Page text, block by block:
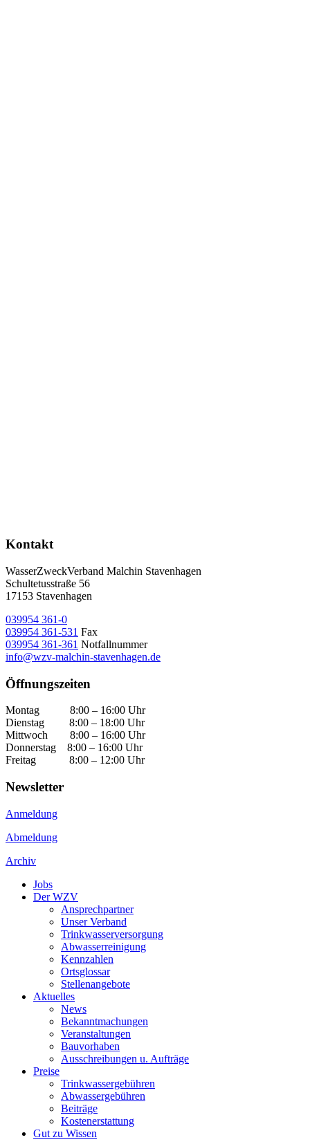
Kontakt
WasserZweckVerband­ Malchin Stavenhagen
Schultetusstraße 56
17153 Stavenhagen
039954 361-0
039954 361-531 Fax
039954 361-361 Notfallnummer
info@wzv-malchin-stavenhagen.de
Öffnungszeiten
Montag 8:00 – 16:00 Uhr
Dienstag 8:00 – 18:00 Uhr
Mittwoch 8:00 – 16:00 Uhr
Donnerstag 8:00 – 16:00 Uhr
Freitag 8:00 – 12:00 Uhr
Newsletter
Anmeldung
Abmeldung
Archiv
Jobs
Der WZV
Ansprechpartner
Unser Verband
Trinkwasser­versorgung
Abwasserreinigung
Kennzahlen
Ortsglossar
Stellenangebote
Aktuelles
News
Bekanntmachungen
Veranstaltungen
Bauvorhaben
Ausschreibungen u. Aufträge
Preise
Trinkwassergebühren
Abwassergebühren
Beiträge
Kostenerstattung
Gut zu Wissen